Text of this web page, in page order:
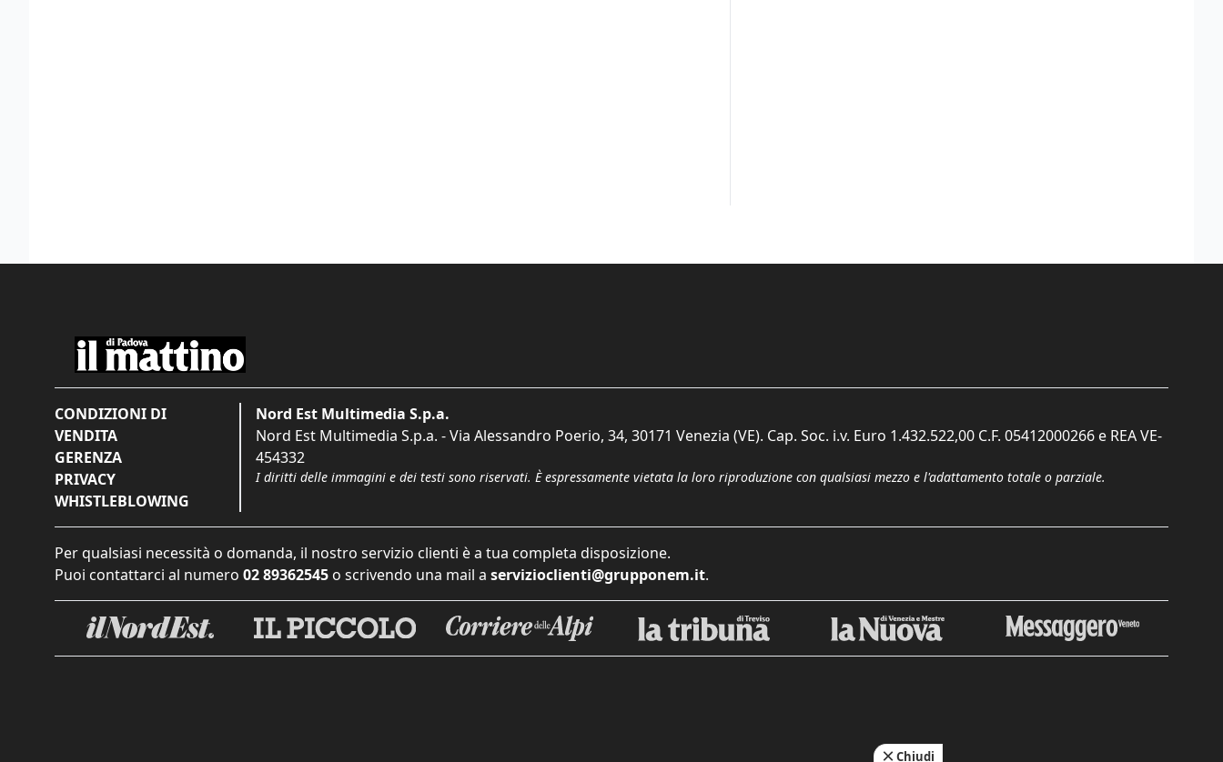
CONDIZIONI DI
VENDITA
GERENZA
PRIVACY
WHISTLEBLOWING
Nord Est Multimedia S.p.a.
Nord Est Multimedia S.p.a. - Via Alessandro Poerio, 34, 30171 Venezia (VE). Cap. Soc. i.v. Euro 1.432.522,00 C.F. 05412000266 e REA VE-
454332
I diritti delle immagini e dei testi sono riservati. È espressamente vietata la loro riproduzione con qualsiasi mezzo e l'adattamento totale o parziale.
Per qualsiasi necessità o domanda, il nostro servizio clienti è a tua completa disposizione.
Puoi contattarci al numero 02 89362545 o scrivendo una mail a servizioclienti@grupponem.it.
Chiudi